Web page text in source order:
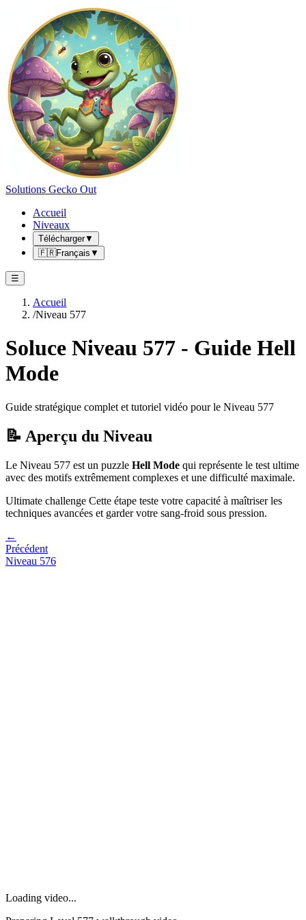
Solutions Gecko Out
Accueil
Niveaux
Télécharger▼
🇫🇷Français ▼
☰
Accueil
/Niveau 577
Soluce Niveau 577 - Guide Hell
Mode
Guide stratégique complet et tutoriel vidéo pour le Niveau 577
📝 Aperçu du Niveau
Le Niveau 577 est un puzzle Hell Mode qui représente le test ultime
avec des motifs extrêmement complexes et une difficulté maximale.
Ultimate challenge Cette étape teste votre capacité à maîtriser les
techniques avancées et garder votre sang-froid sous pression.
←
Précédent
Niveau 576
Loading video...